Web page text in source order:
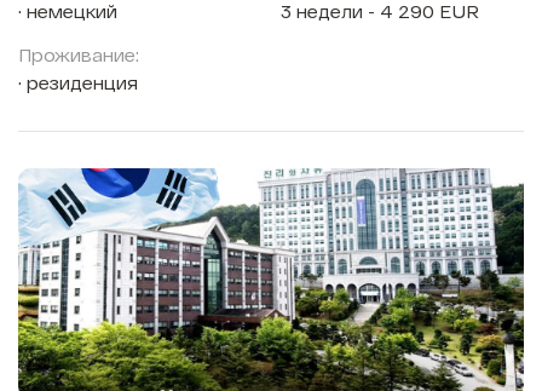
немецкий
Проживание:
резиденция
3 недели - 4 290 EUR